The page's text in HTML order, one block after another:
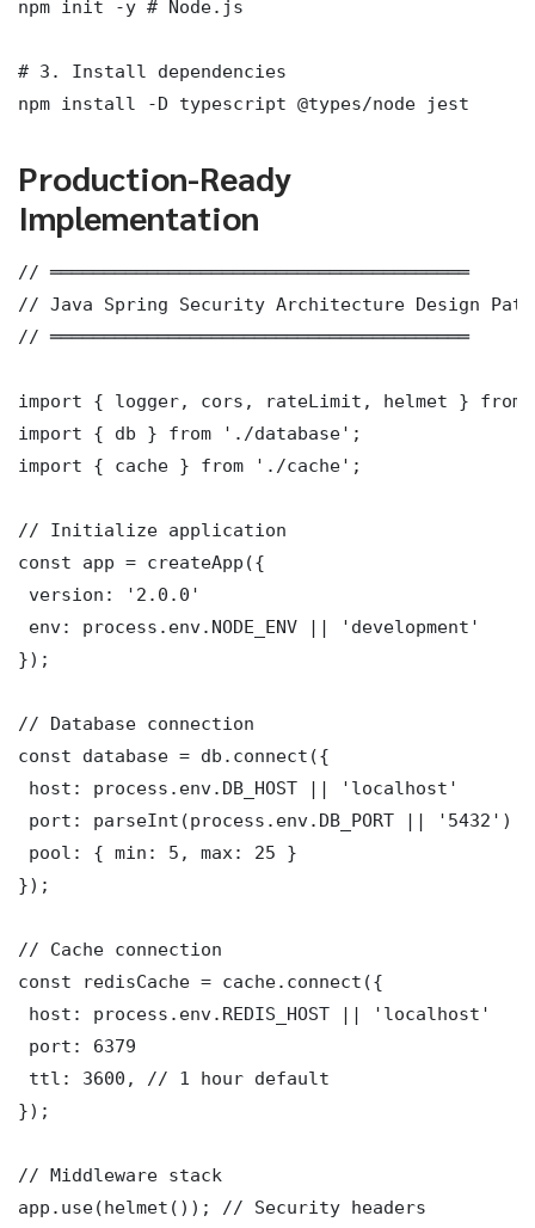
npm init -y # Node.js
# 3. Install dependencies
npm install -D typescript @types/node jest
Production-Ready
Implementation
// ═══════════════════════════════════════
// Java Spring Security Architecture Design
// ═══════════════════════════════════════
import { logger, cors, rateLimit, helmet } from
import { db } from './database';
import { cache } from './cache';
// Initialize application
const app = createApp({
version: '2.0.0'
env: process.env.NODE_ENV || 'development'
});
// Database connection
const database = db.connect({
host: process.env.DB_HOST || 'localhost'
port: parseInt(process.env.DB_PORT || '5432')
pool: { min: 5, max: 25 }
});
// Cache connection
const redisCache = cache.connect({
host: process.env.REDIS_HOST || 'localhost'
port: 6379
ttl: 3600, // 1 hour default
});
// Middleware stack
app.use(helmet()); // Security headers